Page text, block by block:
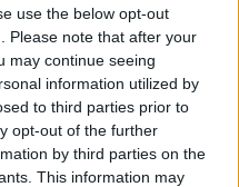
use the below opt-out
Please note that after your
may continue seeing
information utilized by
to third parties prior to
opt-out of the further
by third parties on the
This information may
του
καιΈλενας Ακρίτα
η Επιτροπή
να εισηγηθεί στην